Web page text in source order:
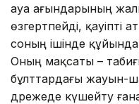
ауа ағындарының
өзгертпейді,
соның ішінде
Оның мақсаты –
бұлттардағы жауын-
дәрежеде күшейту